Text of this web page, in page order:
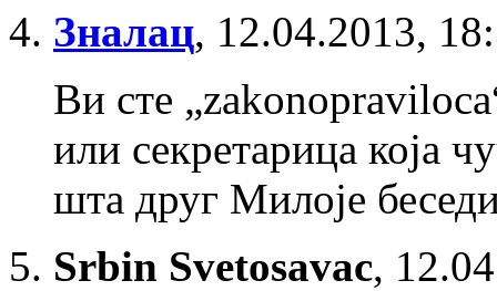
Зналац, 12.04.2013,
Ви сте
или секретарица која
шта друг Милоје
Srbin Svetosavac,